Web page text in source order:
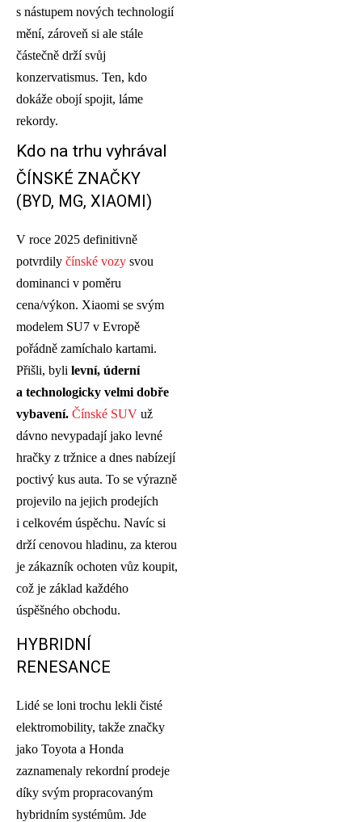
s nástupem nových technologií
mění, zároveň si ale stále
částečně drží svůj
konzervatismus. Ten, kdo
dokáže obojí spojit, láme
rekordy.
Kdo na trhu vyhrával
ČÍNSKÉ ZNAČKY
(BYD, MG, XIAOMI)
V roce 2025 definitivně
potvrdily čínské vozy svou
dominanci v poměru
cena/výkon. Xiaomi se svým
modelem SU7 v Evropě
pořádně zamíchalo kartami.
Přišli, byli levní, úderní
a technologicky velmi dobře
vybavení. Čínské SUV už
dávno nevypadají jako levné
hračky z tržnice a dnes nabízejí
poctivý kus auta. To se výrazně
projevilo na jejich prodejích
i celkovém úspěchu. Navíc si
drží cenovou hladinu, za kterou
je zákazník ochoten vůz koupit,
což je základ každého
úspěšného obchodu.
HYBRIDNÍ
RENESANCE
Lidé se loni trochu lekli čisté
elektromobility, takže značky
jako Toyota a Honda
zaznamenaly rekordní prodeje
díky svým propracovaným
hybridním systémům. Jde